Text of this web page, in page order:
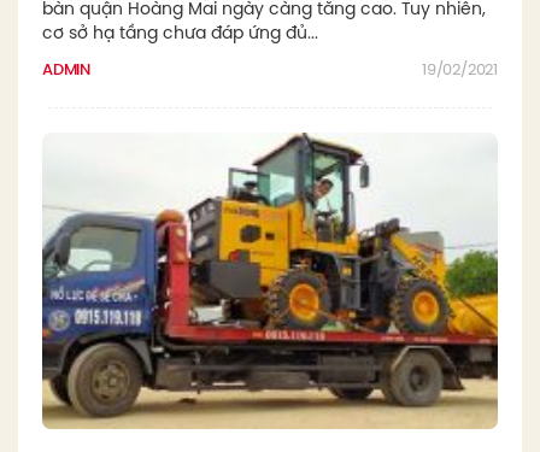
bàn quận Hoàng Mai ngày càng tăng cao. Tuy nhiên,
cơ sở hạ tầng chưa đáp ứng đủ...
ADMIN 19/02/2021